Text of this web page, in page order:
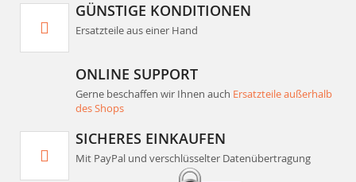
GÜNSTIGE KONDITIONEN
Ersatzteile aus einer Hand
ONLINE SUPPORT
Gerne beschaffen wir Ihnen auch Ersatzteile außerhalb
des Shops
SICHERES EINKAUFEN
Mit PayPal und verschlüsselter Datenübertragung